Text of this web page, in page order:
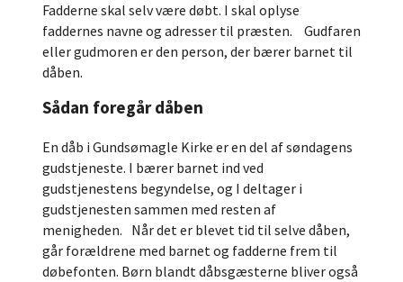
Fadderne skal selv være døbt. I skal oplyse
faddernes navne og adresser til præsten. Gudfaren
eller gudmoren er den person, der bærer barnet til
dåben.
Sådan foregår dåben
En dåb i Gundsømagle Kirke er en del af søndagens
gudstjeneste. I bærer barnet ind ved
gudstjenestens begyndelse, og I deltager i
gudstjenesten sammen med resten af
menigheden. Når det er blevet tid til selve dåben,
går forældrene med barnet og fadderne frem til
døbefonten. Børn blandt dåbsgæsterne bliver også